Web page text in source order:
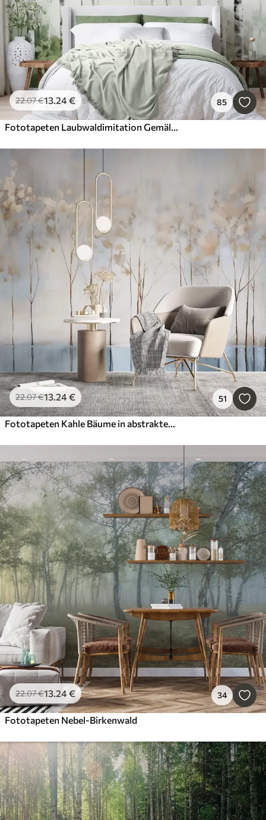
22.07€13.24€ 85
Fototapeten Laubwaldimitation Gemälde
22.07€13.24€ 51
Fototapeten Kahle Bäume in abstrakten Pastell verschwommen Winter minimalistische Landschaft mit einem weichen, dunstigen Hintergrund
22.07€13.24€ 34
Fototapeten Nebel-Birkenwald